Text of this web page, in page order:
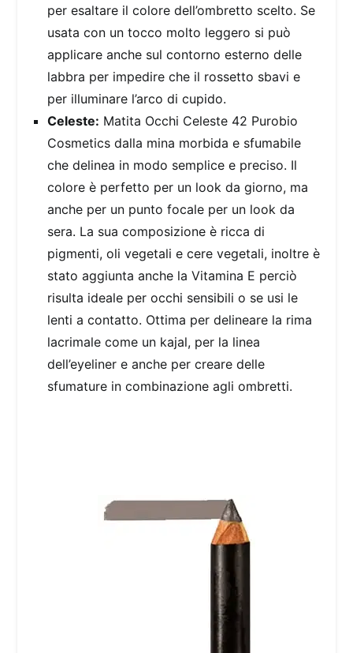
per esaltare il colore dell’ombretto scelto. Se
usata con un tocco molto leggero si può
applicare anche sul contorno esterno delle
labbra per impedire che il rossetto sbavi e
per illuminare l’arco di cupido.
Celeste: Matita Occhi Celeste 42 Purobio
Cosmetics dalla mina morbida e sfumabile
che delinea in modo semplice e preciso. Il
colore è perfetto per un look da giorno, ma
anche per un punto focale per un look da
sera. La sua composizione è ricca di
pigmenti, oli vegetali e cere vegetali, inoltre è
stato aggiunta anche la Vitamina E perciò
risulta ideale per occhi sensibili o se usi le
lenti a contatto. Ottima per delineare la rima
lacrimale come un kajal, per la linea
dell’eyeliner e anche per creare delle
sfumature in combinazione agli ombretti.